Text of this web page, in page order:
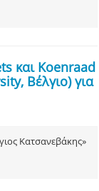
και Koenraad
Βέλγιο) για
Κατσανεβάκης»